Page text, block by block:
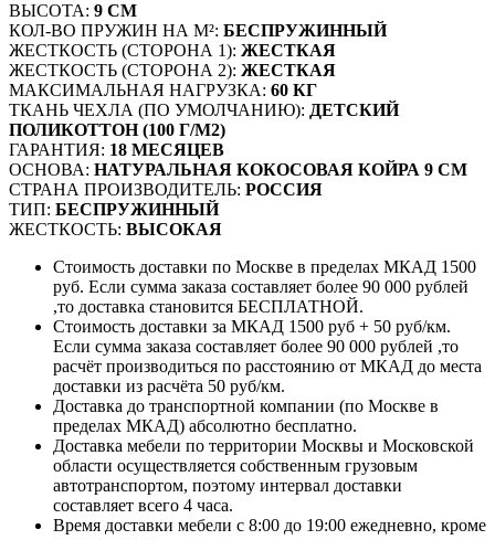
ВЫСОТА: 9 СМ
КОЛ-ВО ПРУЖИН НА М²: БЕСПРУЖИННЫЙ
ЖЕСТКОСТЬ (СТОРОНА 1): ЖЕСТКАЯ
ЖЕСТКОСТЬ (СТОРОНА 2): ЖЕСТКАЯ
МАКСИМАЛЬНАЯ НАГРУЗКА: 60 КГ
ТКАНЬ ЧЕХЛА (ПО УМОЛЧАНИЮ): ДЕТСКИЙ
ПОЛИКОТТОН (100 Г/М2)
ГАРАНТИЯ: 18 МЕСЯЦЕВ
ОСНОВА: НАТУРАЛЬНАЯ КОКОСОВАЯ КОЙРА 9 СМ
СТРАНА ПРОИЗВОДИТЕЛЬ: РОССИЯ
ТИП: БЕСПРУЖИННЫЙ
ЖЕСТКОСТЬ: ВЫСОКАЯ
Стоимость доставки по Москве в пределах МКАД 1500
руб. Если сумма заказа составляет более 90 000 рублей
,то доставка становится БЕСПЛАТНОЙ.
Стоимость доставки за МКАД 1500 руб + 50 руб/км.
Если сумма заказа составляет более 90 000 рублей ,то
расчёт производиться по расстоянию от МКАД до места
доставки из расчёта 50 руб/км.
Доставка до транспортной компании (по Москве в
пределах МКАД) абсолютно бесплатно.
Доставка мебели по территории Москвы и Московской
области осуществляется собственным грузовым
автотранспортом, поэтому интервал доставки
составляет всего 4 часа.
Время доставки мебели с 8:00 до 19:00 ежедневно, кроме